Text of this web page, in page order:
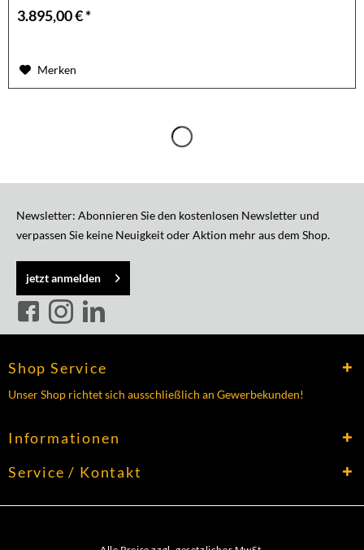
3.895,00 € *
Merken
Newsletter: Abonnieren Sie den kostenlosen Newsletter und
verpassen Sie keine Neuigkeit oder Aktion mehr aus dem Shop.
jetzt anmelden
Shop Service
Unser Shop richtet sich ausschließlich an Gewerbekunden!
Informationen
Service / Kontakt